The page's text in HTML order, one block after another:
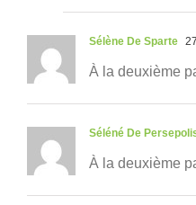
Sélène De Sparte
À la deuxième
Séléné De
À la deuxième